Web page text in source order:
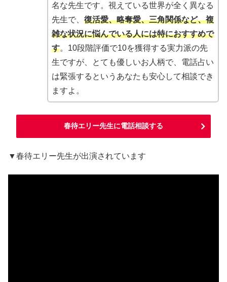
名な先生です。視えている世界が全く異なる
先生で、 復活愛、略奪愛、三角関係など、複
雑な状況に悩んでいる人には特におすすめで
す。10段階評価で10を獲得する実力派の先
生ですが、とても優しいお人柄で、電話占い
は緊張するというあなたも安心して相談でき
ますよ。
春待エリー先生に電話相談する
▼春待エリー先生が出演されています